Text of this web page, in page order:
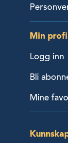
Min
Logg inn
Bli
Mine